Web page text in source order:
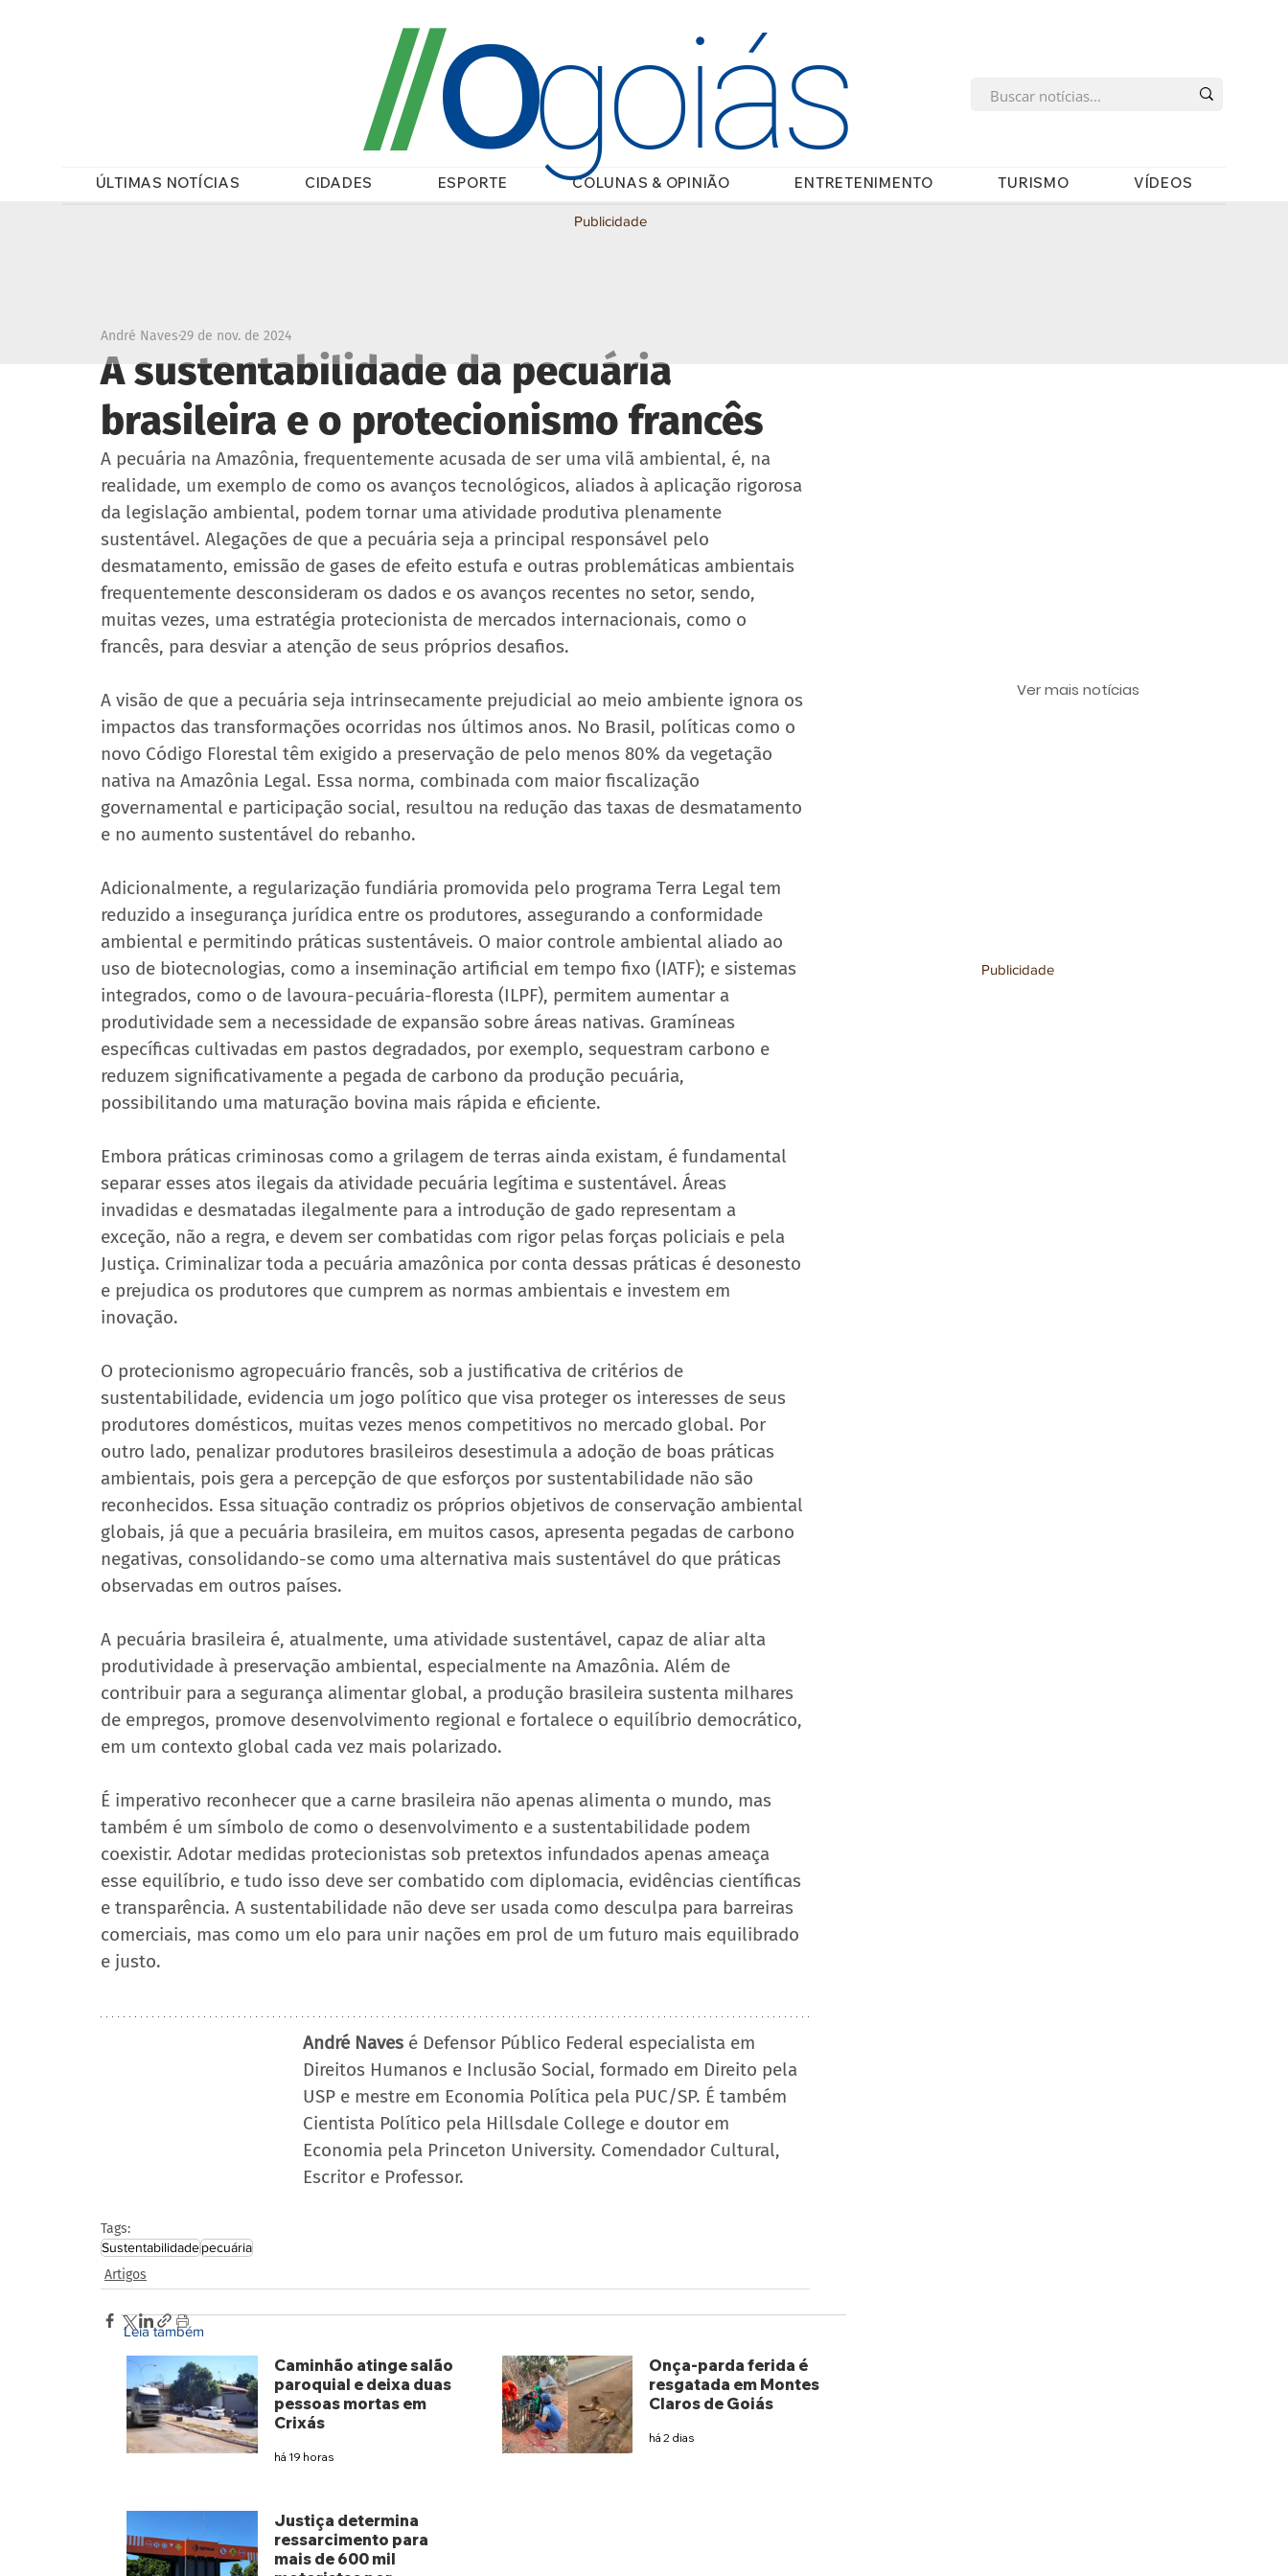
ÚLTIMAS NOTÍCIAS CIDADES ESPORTE COLUNAS & OPINIÃO ENTRETENIMENTO TURISMO VÍDEOS
//Ogoiás
A sustentabilidade da pecuária
brasileira e o protecionismo francês
André Naves29 de nov. de 2024
A pecuária na Amazônia, frequentemente acusada de ser uma vilã ambiental, é, na
realidade, um exemplo de como os avanços tecnológicos, aliados à aplicação rigorosa
da legislação ambiental, podem tornar uma atividade produtiva plenamente
sustentável. Alegações de que a pecuária seja a principal responsável pelo
desmatamento, emissão de gases de efeito estufa e outras problemáticas ambientais
frequentemente desconsideram os dados e os avanços recentes no setor, sendo,
muitas vezes, uma estratégia protecionista de mercados internacionais, como o
francês, para desviar a atenção de seus próprios desafios.
A visão de que a pecuária seja intrinsecamente prejudicial ao meio ambiente ignora os
impactos das transformações ocorridas nos últimos anos. No Brasil, políticas como o
novo Código Florestal têm exigido a preservação de pelo menos 80% da vegetação
nativa na Amazônia Legal. Essa norma, combinada com maior fiscalização
governamental e participação social, resultou na redução das taxas de desmatamento
e no aumento sustentável do rebanho.
Adicionalmente, a regularização fundiária promovida pelo programa Terra Legal tem
reduzido a insegurança jurídica entre os produtores, assegurando a conformidade
ambiental e permitindo práticas sustentáveis. O maior controle ambiental aliado ao
uso de biotecnologias, como a inseminação artificial em tempo fixo (IATF); e sistemas
integrados, como o de lavoura-pecuária-floresta (ILPF), permitem aumentar a
produtividade sem a necessidade de expansão sobre áreas nativas. Gramíneas
específicas cultivadas em pastos degradados, por exemplo, sequestram carbono e
reduzem significativamente a pegada de carbono da produção pecuária,
possibilitando uma maturação bovina mais rápida e eficiente.
Embora práticas criminosas como a grilagem de terras ainda existam, é fundamental
separar esses atos ilegais da atividade pecuária legítima e sustentável. Áreas
invadidas e desmatadas ilegalmente para a introdução de gado representam a
exceção, não a regra, e devem ser combatidas com rigor pelas forças policiais e pela
Justiça. Criminalizar toda a pecuária amazônica por conta dessas práticas é desonesto
e prejudica os produtores que cumprem as normas ambientais e investem em
inovação.
O protecionismo agropecuário francês, sob a justificativa de critérios de
sustentabilidade, evidencia um jogo político que visa proteger os interesses de seus
produtores domésticos, muitas vezes menos competitivos no mercado global. Por
outro lado, penalizar produtores brasileiros desestimula a adoção de boas práticas
ambientais, pois gera a percepção de que esforços por sustentabilidade não são
reconhecidos. Essa situação contradiz os próprios objetivos de conservação ambiental
globais, já que a pecuária brasileira, em muitos casos, apresenta pegadas de carbono
negativas, consolidando-se como uma alternativa mais sustentável do que práticas
observadas em outros países.
A pecuária brasileira é, atualmente, uma atividade sustentável, capaz de aliar alta
produtividade à preservação ambiental, especialmente na Amazônia. Além de
contribuir para a segurança alimentar global, a produção brasileira sustenta milhares
de empregos, promove desenvolvimento regional e fortalece o equilíbrio democrático,
em um contexto global cada vez mais polarizado.
É imperativo reconhecer que a carne brasileira não apenas alimenta o mundo, mas
também é um símbolo de como o desenvolvimento e a sustentabilidade podem
coexistir. Adotar medidas protecionistas sob pretextos infundados apenas ameaça
esse equilíbrio, e tudo isso deve ser combatido com diplomacia, evidências científicas
e transparência. A sustentabilidade não deve ser usada como desculpa para barreiras
comerciais, mas como um elo para unir nações em prol de um futuro mais equilibrado
e justo.
André Naves é Defensor Público Federal especialista em
Direitos Humanos e Inclusão Social, formado em Direito pela
USP e mestre em Economia Política pela PUC/SP. É também
Cientista Político pela Hillsdale College e doutor em
Economia pela Princeton University. Comendador Cultural,
Escritor e Professor.
Tags:
Sustentabilidadepecuária
Artigos
Publicidade
Publicidade
Ver mais notícias
Leia também
Caminhão atinge salão
paroquial e deixa duas
pessoas mortas em
Crixás
há 19 horas
Onça-parda ferida é
resgatada em Montes
Claros de Goiás
há 2 dias
Justiça determina
ressarcimento para
mais de 600 mil